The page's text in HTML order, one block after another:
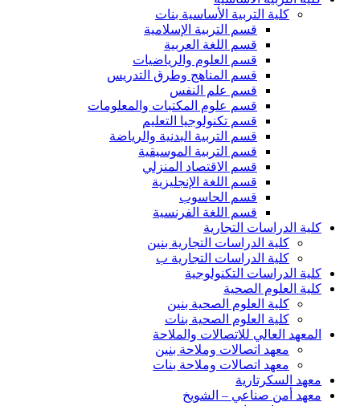
كلية التربية الأساسية بنات
قسم التربية الإسلامية
قسم اللغة العربية
قسم العلوم والرياضيات
قسم المناهج وطرق التدريس
قسم علم النفس
قسم علوم المكتبات والمعلومات
قسم تكنولوجيا التعليم
قسم التربية البدنية والرياضة
قسم التربية الموسيقية
قسم الاقتصاد المنزلي
قسم اللغة الإنجليزية
قسم الحاسوب
قسم اللغة الفرنسية
كلية الدراسات التجارية
كلية الدراسات التجارية بنين
كلية الدراسات التجارية ب
كلية الدراسات التكنولوجية
كلية العلوم الصحية
كلية العلوم الصحية بنين
كلية العلوم الصحية بنات
المعهد العالي للاتصالات والملاحة
معهد اتصالات وملاحة بنين
معهد اتصالات وملاحة بنات
معهد السكرتارية
معهد أمن صناعي – الشويخ